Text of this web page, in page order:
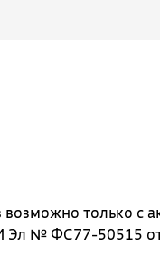
только с
Эл № ФС77-50515